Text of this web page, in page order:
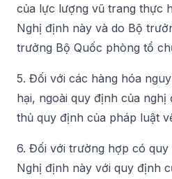
của lực lượng vũ trang thực
Nghị định này và do Bộ
trưởng Bộ Quốc phòng tổ
5. Đối với các hàng hóa
hại, ngoài quy định của
thủ quy định của pháp luật
6. Đối với trường hợp có quy
Nghị định này với quy định